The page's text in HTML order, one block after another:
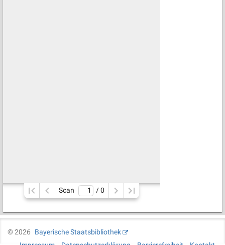
Scan / 0
©2026
Bayerische Staatsbibliothek